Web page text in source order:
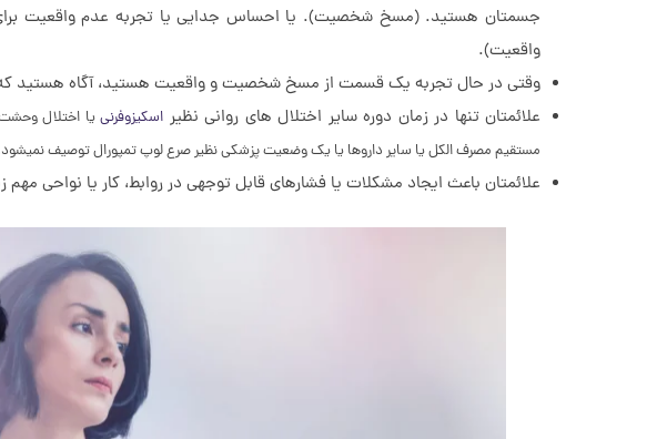
جسمتان هستید. (مسخ شخصیت). یا احساس جدایی یا تجربه عدم واقعیت
واقعیت).
وقتی در حال تجربه یک قسمت از مسخ شخصیت و واقعیت هستید، آگاه هستید
علائمتان تنها در زمان دوره سایر اختلال های روانی نظیر اسکیزوفرنی یا اختلال
مستقیم مصرف الکل یا سایر داروها یا یک وضعیت پزشکی نظیر صرع لوپ تمپورال توصیف
علائمتان باعث ایجاد مشکلات یا فشارهای قابل توجهی در روابط، کار یا نواحی مهم